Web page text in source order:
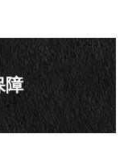
障